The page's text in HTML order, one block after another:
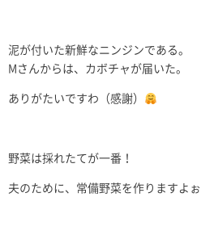
泥が付いた新鮮なニンジンである。
Mさんからは、カボチャが届いた。
ありがたいですわ（感謝）
野菜は採れたてが一番！
夫のために、常備野菜を作りますよぉ